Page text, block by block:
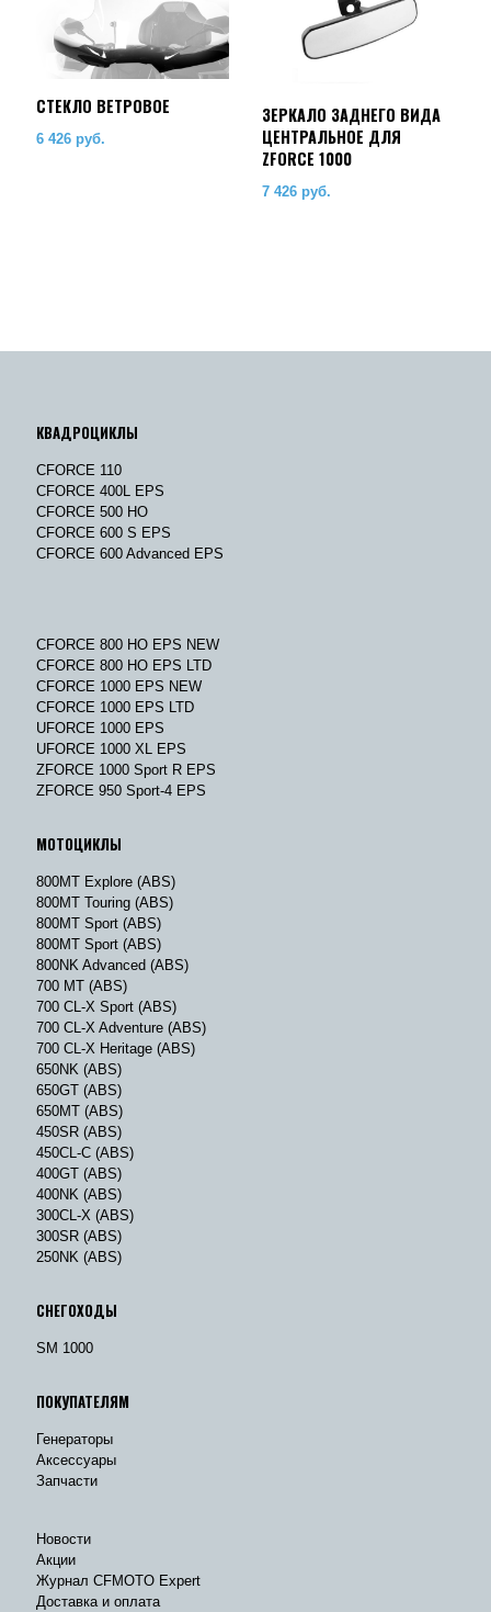
СТЕКЛО ВЕТРОВОЕ
6 426 руб.
ЗЕРКАЛО ЗАДНЕГО ВИДА
ЦЕНТРАЛЬНОЕ ДЛЯ
ZFORCE 1000
7 426 руб.
КВАДРОЦИКЛЫ
CFORCE 110
CFORCE 400L EPS
CFORCE 500 HO
CFORCE 600 S EPS
CFORCE 600 Advanced EPS
CFORCE 800 HO EPS NEW
CFORCE 800 HO EPS LTD
CFORCE 1000 EPS NEW
CFORCE 1000 EPS LTD
UFORCE 1000 EPS
UFORCE 1000 XL EPS
ZFORCE 1000 Sport R EPS
ZFORCE 950 Sport-4 EPS
МОТОЦИКЛЫ
800MT Explore (ABS)
800MT Touring (ABS)
800MT Sport (ABS)
800MT Sport (ABS)
800NK Advanced (ABS)
700 MT (ABS)
700 CL-X Sport (ABS)
700 CL-X Adventure (ABS)
700 CL-X Heritage (ABS)
650NK (ABS)
650GT (ABS)
650MT (ABS)
450SR (ABS)
450CL-C (ABS)
400GT (ABS)
400NK (ABS)
300CL-X (ABS)
300SR (ABS)
250NK (ABS)
СНЕГОХОДЫ
SM 1000
ПОКУПАТЕЛЯМ
Генераторы
Аксессуары
Запчасти
Новости
Акции
Журнал CFMOTO Expert
Доставка и оплата